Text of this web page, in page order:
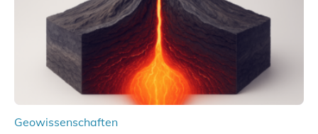
Richtung als auch in der Intensität des Erdmagnetfelds
wahrzunehmen. Dadurch konnten sie sich verorten und
über den Ozean navigieren. Vor einigen Jahren…
Geowissenschaften